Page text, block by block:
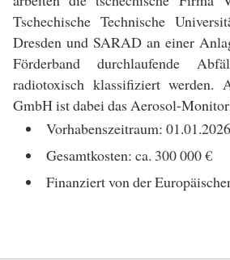
Tschechische Technische
Dresden und SARAD an einer
Förderband durchlaufende
radiotoxisch klassifiziert werden.
GmbH ist dabei das Aerosol-
Vorhabenszeitraum:
Gesamtkosten: ca. 300 000 €
Finanziert von der